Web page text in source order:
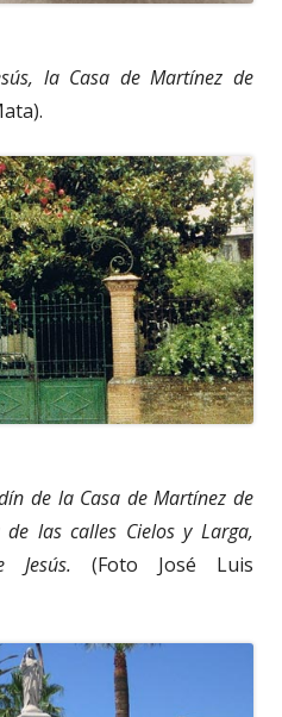
la Casa de Martínez de
de la Casa de Martínez de
las calles Cielos y Larga,
(Foto José Luis